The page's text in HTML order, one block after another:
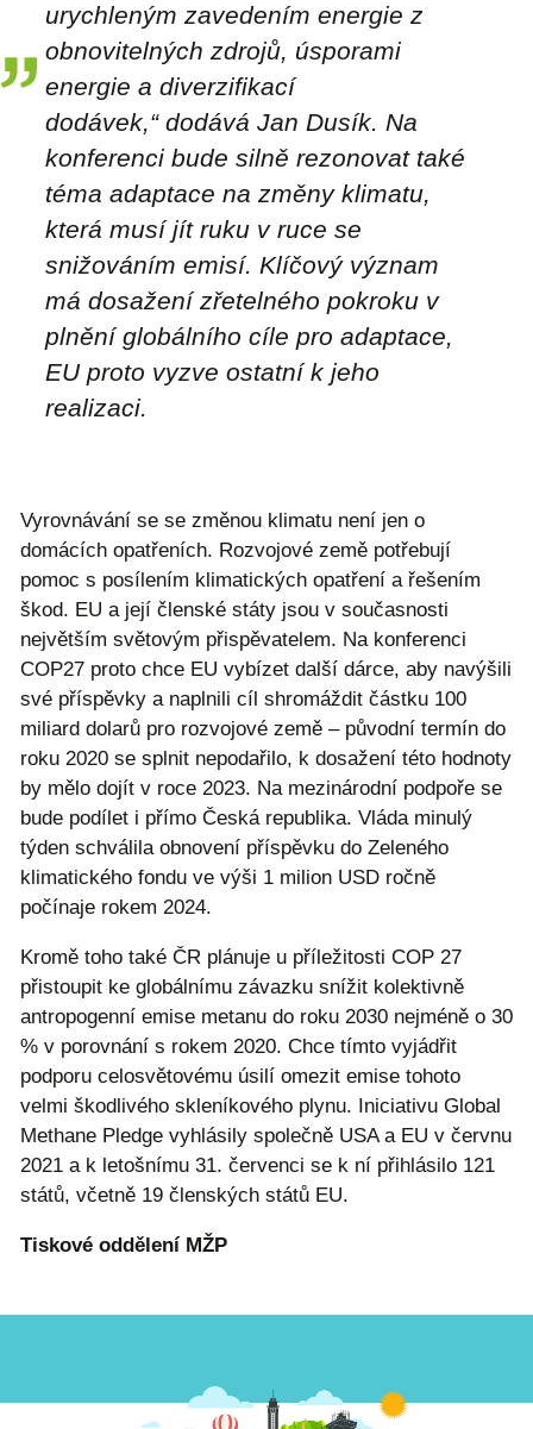
urychleným zavedením energie z
obnovitelných zdrojů, úsporami
energie a diverzifikací
dodávek,“ dodává Jan Dusík. Na
konferenci bude silně rezonovat také
téma adaptace na změny klimatu,
která musí jít ruku v ruce se
snižováním emisí. Klíčový význam
má dosažení zřetelného pokroku v
plnění globálního cíle pro adaptace,
EU proto vyzve ostatní k jeho
realizaci.
Vyrovnávání se se změnou klimatu není jen o
domácích opatřeních. Rozvojové země potřebují
pomoc s posílením klimatických opatření a řešením
škod. EU a její členské státy jsou v současnosti
největším světovým přispěvatelem. Na konferenci
COP27 proto chce EU vybízet další dárce, aby navýšili
své příspěvky a naplnili cíl shromáždit částku 100
miliard dolarů pro rozvojové země – původní termín do
roku 2020 se splnit nepodařilo, k dosažení této hodnoty
by mělo dojít v roce 2023. Na mezinárodní podpoře se
bude podílet i přímo Česká republika. Vláda minulý
týden schválila obnovení příspěvku do Zeleného
klimatického fondu ve výši 1 milion USD ročně
počínaje rokem 2024.
Kromě toho také ČR plánuje u příležitosti COP 27
přistoupit ke globálnímu závazku snížit kolektivně
antropogenní emise metanu do roku 2030 nejméně o 30
% v porovnání s rokem 2020. Chce tímto vyjádřit
podporu celosvětovému úsilí omezit emise tohoto
velmi škodlivého skleníkového plynu. Iniciativu Global
Methane Pledge vyhlásily společně USA a EU v červnu
2021 a k letošnímu 31. červenci se k ní přihlásilo 121
států, včetně 19 členských států EU.
Tiskové oddělení MŽP